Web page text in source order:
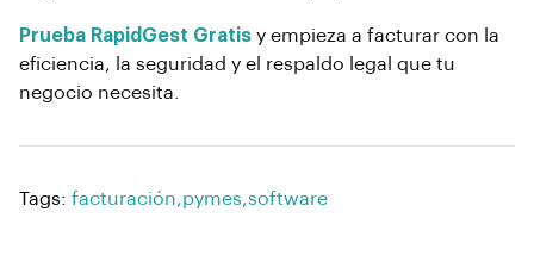
Prueba RapidGest Gratis y empieza a facturar con la
eficiencia, la seguridad y el respaldo legal que tu
negocio necesita.
Tags: facturación,pymes,software